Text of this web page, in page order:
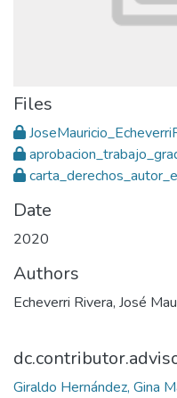
Files
Date
2020
Authors
Echeverri Rivera, José
Giraldo Hernández, Gina